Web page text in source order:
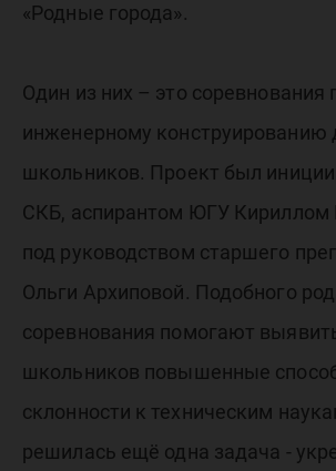
«Родные города».
Один из них – это соревнования
инженерному конструированию
школьников. Проект был
СКБ, аспирантом ЮГУ Кириллом
под руководством старшего
Ольги Архиповой. Подобного
соревнования помогают
школьников повышенные
склонности к техническим
решилась ещё одна задача -